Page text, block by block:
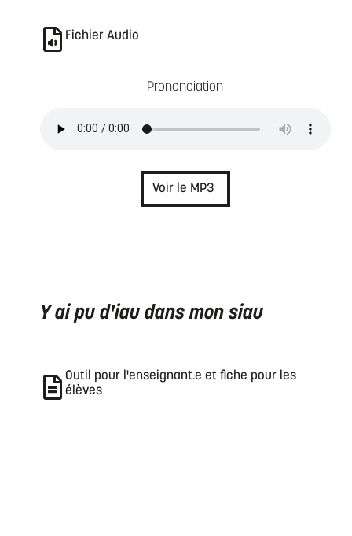
Fichier Audio
Prononciation
Voir le MP3
Y ai pu d'iau dans mon siau
Outil pour l'enseignant.e et fiche pour les
élèves